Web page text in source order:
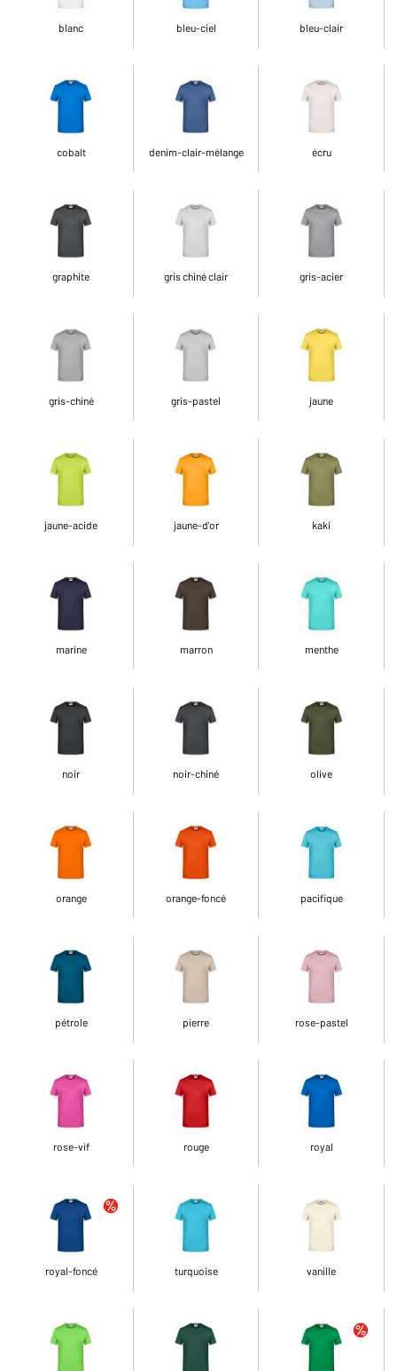
blanc bleu-ciel bleu-clair
cobalt denim-clair-mélange écru
graphite gris chiné clair gris-acier
gris-chiné gris-pastel jaune
jaune-acide jaune-d'or kaki
marine marron menthe
noir noir-chiné olive
orange orange-foncé pacifique
pétrole pierre rose-pastel
rose-vif rouge royal
royal-foncé turquoise vanille